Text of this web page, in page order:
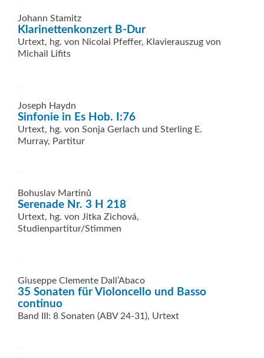
Johann Stamitz
Klarinettenkonzert B-Dur
Urtext, hg. von Nicolai Pfeffer, Klavierauszug von
Michail Lifits
Joseph Haydn
Sinfonie in Es Hob. I:76
Urtext, hg. von Sonja Gerlach und Sterling E.
Murray, Partitur
Bohuslav Martinů
Serenade Nr. 3 H 218
Urtext, hg. von Jitka Zichová,
Studienpartitur/Stimmen
Giuseppe Clemente Dall’Abaco
35 Sonaten für Violoncello und Basso
continuo
Band III: 8 Sonaten (ABV 24-31), Urtext